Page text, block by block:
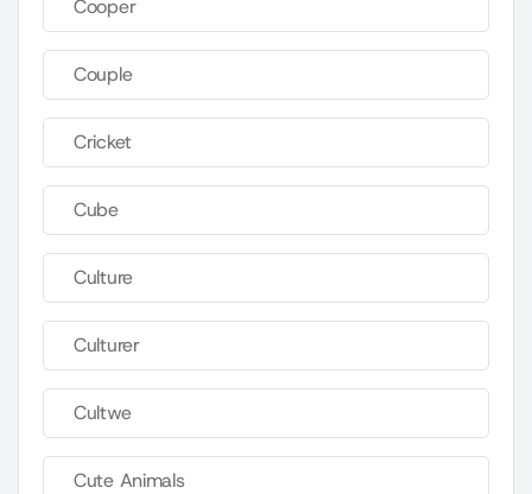
Cooper
Couple
Cricket
Cube
Culture
Culturer
Cultwe
Cute Animals